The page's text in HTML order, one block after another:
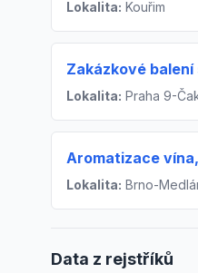
Lokalita: Kouřim
Zakázkové
Lokalita: Praha 9-
Aromatizace
Lokalita: Brno-
Data z rejstříků